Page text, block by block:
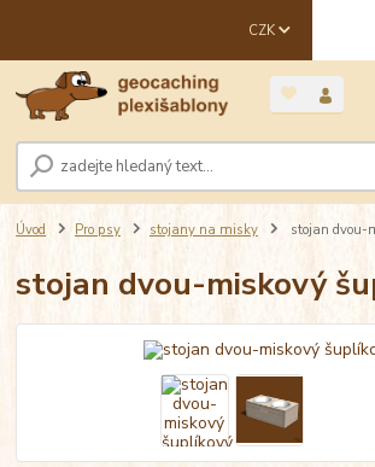
CZK
Úvod Pro psy stojany na misky stojan dvou-
stojan dvou-miskový